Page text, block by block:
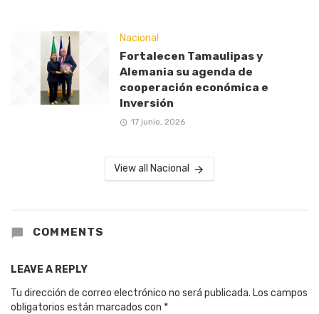
Nacional
Fortalecen Tamaulipas y
Alemania su agenda de
cooperación económica e
Inversión
17 junio, 2026
View all Nacional
COMMENTS
LEAVE A REPLY
Tu dirección de correo electrónico no será publicada. Los campos
obligatorios están marcados con *